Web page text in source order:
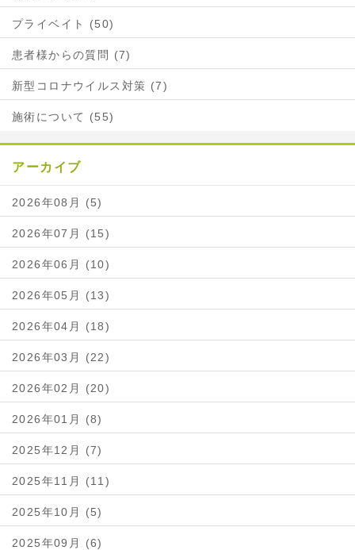
プライベイト (50)
患者様からの質問 (7)
新型コロナウイルス対策 (7)
施術について (55)
アーカイブ
2026年08月 (5)
2026年07月 (15)
2026年06月 (10)
2026年05月 (13)
2026年04月 (18)
2026年03月 (22)
2026年02月 (20)
2026年01月 (8)
2025年12月 (7)
2025年11月 (11)
2025年10月 (5)
2025年09月 (6)